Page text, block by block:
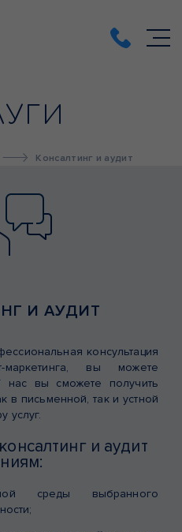
Консалтинг и аудит
И АУДИТ
консультация
маркетинга, вы можете
нас вы сможете получить
в письменной, так и устной
услуг.
и аудит
среды выбранного